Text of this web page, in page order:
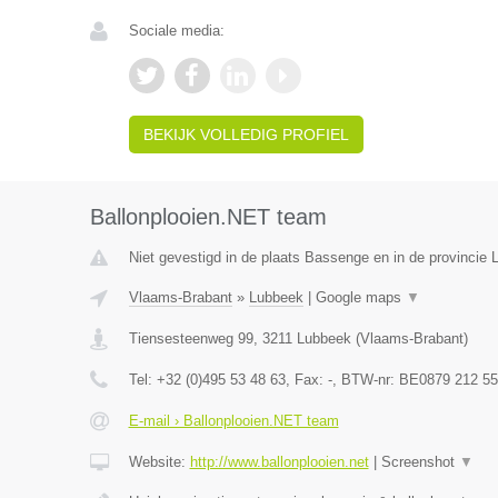
Sociale media:
BEKIJK VOLLEDIG PROFIEL
Ballonplooien.NET team
Niet gevestigd in de plaats Bassenge en in de provincie
Vlaams-Brabant» Lubbeek| Google maps ▼
Tiensesteenweg 99, 3211 Lubbeek(Vlaams-Brabant)
Tel: +32 (0)495 53 48 63, Fax: -, BTW-nr: BE0879 212
E-mail › Ballonplooien.NET team
Website: http://www.ballonplooien.net| Screenshot ▼